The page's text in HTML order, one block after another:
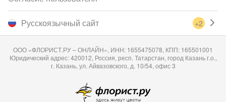
Русскоязычный сайт +2
ООО «ФЛОРИСТ.РУ – ОНЛАЙН», ИНН: 1655475078, КПП: 165501001
Юридический адрес: 420012, Россия, респ. Татарстан, город Казань г.о.,
г. Казань, ул. Айвазовского, д. 10/54, офис 3